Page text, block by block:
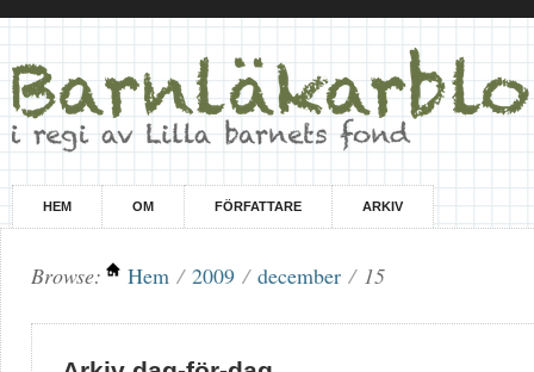
HEM OM FÖRFATTARE ARKIV
Browse: Hem / 2009 / december / 15